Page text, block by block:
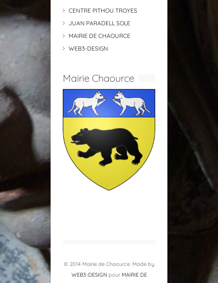
CENTRE PITHOU TROYES
JUAN PARADELL SOLE
MAIRIE DE CHAOURCE
WEB3-DESIGN
Mairie Chaource
© 2014 Mairie de Chaource. Made by
WEB3-DESIGN pour MAIRIE DE